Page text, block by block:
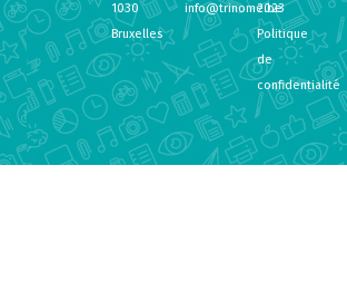
1030
Bruxelles
info@trinome.be
2023
Politique
de
confidentialité